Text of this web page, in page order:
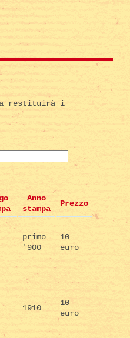
restituirà i
Anno
stampa
Prezzo
primo
'900
10
euro
1910
10
euro